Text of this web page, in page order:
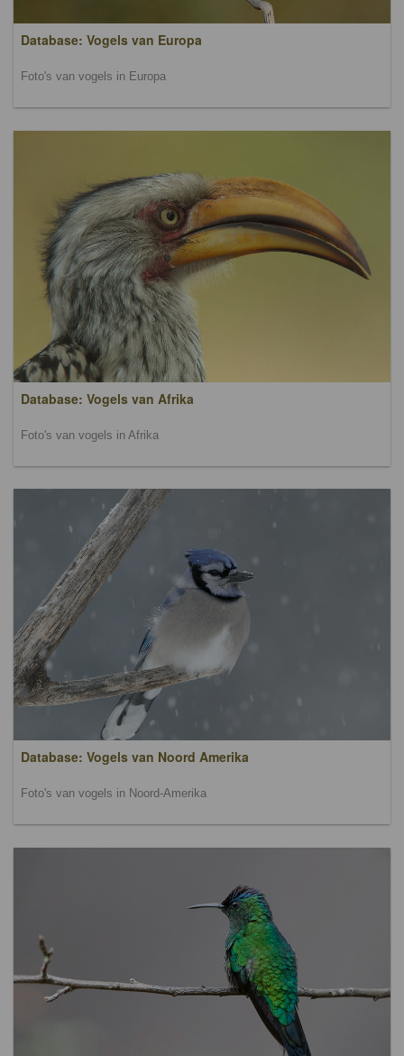
Database: Vogels van Europa
Foto's van vogels in Europa
Database: Vogels van Afrika
Foto's van vogels in Afrika
Database: Vogels van Noord Amerika
Foto's van vogels in Noord-Amerika